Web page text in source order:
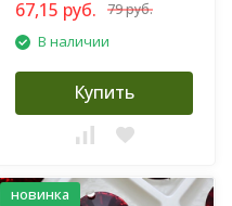
67,15 руб. 79 руб.
В наличии
Купить
новинка